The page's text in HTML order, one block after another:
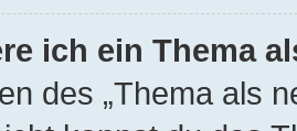
ich ein Thema
des „Thema als